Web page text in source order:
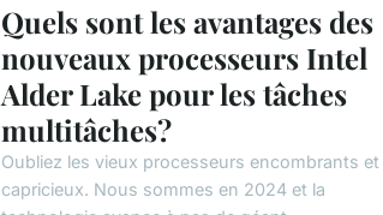
Quels sont les avantages des
nouveaux processeurs Intel
Alder Lake pour les tâches
multitâches?
Oubliez les vieux processeurs encombrants et
capricieux. Nous sommes en 2024 et la